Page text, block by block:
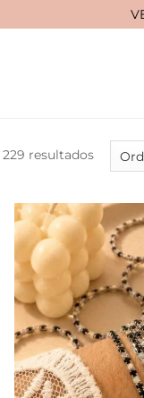
VENTA MAYORISTA //
229 resultados